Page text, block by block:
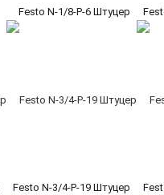
Festo N-1/8-P-6 Штуцер
Festo N-3/4-P-19 Штуцер